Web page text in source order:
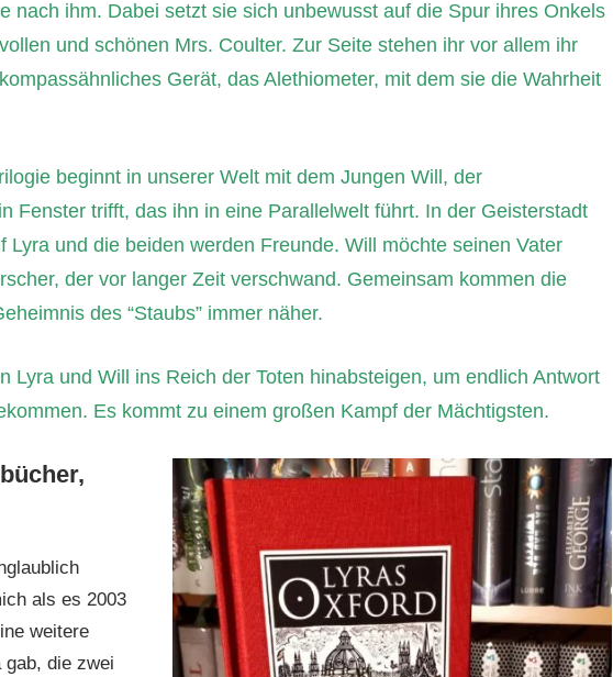
nach ihm. Dabei setzt sie sich unbewusst auf die Spur ihres Onkels
und schönen Mrs. Coulter. Zur Seite stehen ihr vor allem ihr
Gerät, das Alethiometer, mit dem sie die Wahrheit
beginnt in unserer Welt mit dem Jungen Will, der
Fenster trifft, das ihn in eine Parallelwelt führt. In der Geisterstadt
Lyra und die beiden werden Freunde. Will möchte seinen Vater
der vor langer Zeit verschwand. Gemeinsam kommen die
des “Staubs” immer näher.
Lyra und Will ins Reich der Toten hinabsteigen, um endlich Antwort
Es kommt zu einem großen Kampf der Mächtigsten.
als es 2003
weitere
die zwei